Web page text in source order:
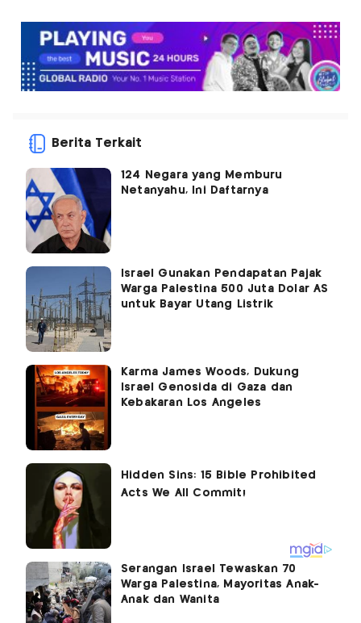
Berita Terkait
124 Negara yang Memburu
Netanyahu, Ini Daftarnya
Israel Gunakan Pendapatan Pajak
Warga Palestina 500 Juta Dolar AS
untuk Bayar Utang Listrik
Karma James Woods, Dukung
Israel Genosida di Gaza dan
Kebakaran Los Angeles
Serangan Israel Tewaskan 70
Warga Palestina, Mayoritas Anak-
Anak dan Wanita